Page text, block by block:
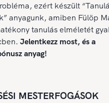
ezért készült
anyagunk, amiben Fülöp
tanulás elméletét
Jelentkezz most, és a
anyag!
MESTERFOGÁSOK